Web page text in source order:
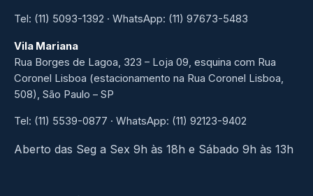
Tel: (11) 5093-1392 · WhatsApp: (11) 97673-5483
Vila Mariana
Rua Borges de Lagoa, 323 – Loja 09, esquina com Rua
Coronel Lisboa (estacionamento na Rua Coronel Lisboa,
508), São Paulo – SP
Tel: (11) 5539-0877 · WhatsApp: (11) 92123-9402
Aberto das Seg a Sex 9h às 18h e Sábado 9h às 13h